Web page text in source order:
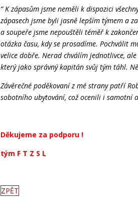
“ K zápasům jsme neměli k dispozici
zápasech jsme byli jasně lepším týmem a
a soupeře jsme nepouštěli téměř k
otázka času, kdy se prosadíme. Pochválit
velice dobře. Nerad chválím jednotlivce,
který jako správný kapitán svůj tým táhl.
Závěrečné poděkovaní z mé strany patří
sobotního ubytování, což ocenili i samotní
Děkujeme za podporu !
tým F T Z S L
ZPĚT